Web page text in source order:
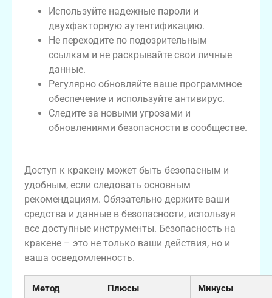
Используйте надежные пароли и
двухфакторную аутентификацию.
Не переходите по подозрительным
ссылкам и не раскрывайте свои личные
данные.
Регулярно обновляйте ваше программное
обеспечение и используйте антивирус.
Следите за новыми угрозами и
обновлениями безопасности в сообществе.
Доступ к кракену может быть безопасным и
удобным, если следовать основным
рекомендациям. Обязательно держите ваши
средства и данные в безопасности, используя
все доступные инструменты. Безопасность на
кракене – это не только ваши действия, но и
ваша осведомленность.
Метод
Плюсы Минусы